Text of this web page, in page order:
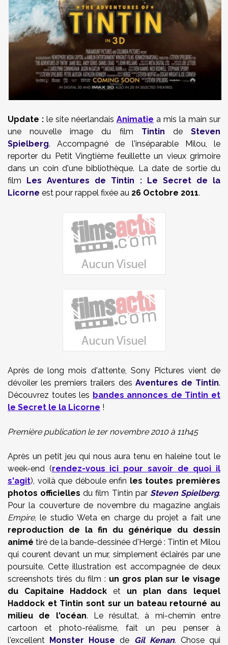
Update : le site néerlandais Animatie a mis la main sur
une nouvelle image du film Tintin deSteven
Spielberg. Accompagné de l'inséparable Milou, le
reporter du Petit Vingtième feuillette un vieux grimoire
dans un coin d'une bibliothèque. La date de sortie du
film
Les Aventures de Tintin : Le Secret de la
Licorne est pour rappel fixée au 26 Octobre 2011.
Après de long mois d'attente, Sony Pictures vient de
dévoiler les premiers trailers des Aventures de Tintin.
Découvrez toutes les bandes annonces de Tintin et
le Secret le la Licorne !
Première publication le 1er novembre 2010 à 11h45
Après un petit jeu qui nous aura tenu en haleine tout le
week-end (rendez-vous ici pour savoir de quoi il
s'agit), voilà que déboule enfin les toutes premières
photos officielles du film Tintin par Steven Spielberg.
Pour la couverture de novembre du magazine anglais
Empire, le studio Weta en charge du projet a fait une
reproduction de la fin du générique du dessin
animé tiré de la bande-dessinée d'Hergé : Tintin et Milou
qui courent devant un mur, simplement éclairés par une
poursuite. Cette illustration est accompagnée de deux
screenshots tirés du film : un gros plan sur le visage
du Capitaine Haddocket un plan dans lequel
Haddock et Tintin sont sur un bateau retourné au
milieu de l'océan. Le résultat, à mi-chemin entre
cartoon et photo-réalisme, fait un peu penser à
l'excellent
Monster House de Gil Kenan. Chose qui